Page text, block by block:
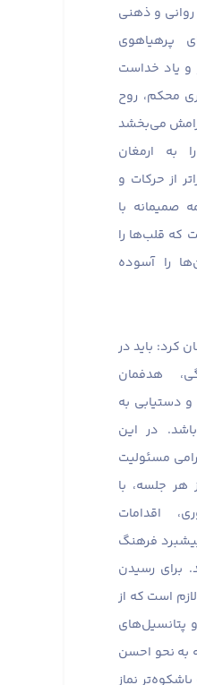
و ذهنی
پرهیاهوی
و یاد خداست
محکم، روح
می‌بخشد
به ارمغان
از حرکات و
صمیمانه با
که قلب‌ها را
را آسوده
کرد: باید در
هدفمان
دستیابی به
در این
مسئولیت
هر جلسه، با
اقدامات
فرهنگ
برای رسیدن
است که از
پتانسیل‌های
به نحو احسن
نماز